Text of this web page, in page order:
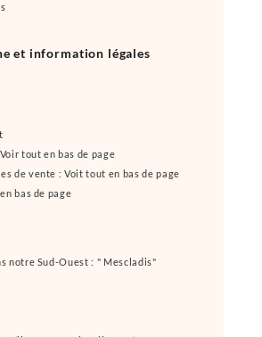
et information légales
tout en bas de page
de vente : Voit tout en bas de page
bas de page
notre Sud-Ouest : " Mescladis"